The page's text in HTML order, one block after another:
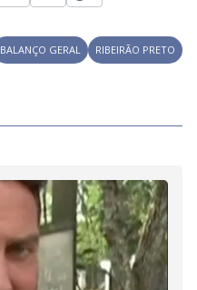
BALANÇO GERAL RIBEIRÃO PRETO